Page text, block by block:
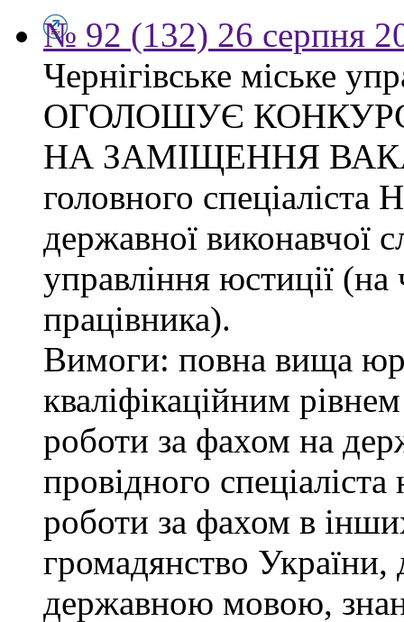
№ 92 (132) 26 серпня
Чернігівське міське
ОГОЛОШУЄ
НА ЗАМІЩЕННЯ
головного спеціаліста
державної виконавчої
управління юстиції (на
працівника).
Вимоги: повна вища
кваліфікаційним
роботи за фахом на
провідного
роботи за фахом в
громадянство України,
державною мовою,